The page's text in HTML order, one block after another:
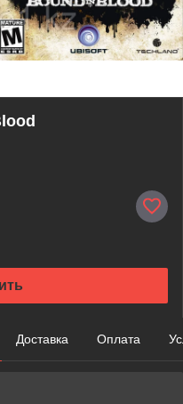
Доставка Оплата